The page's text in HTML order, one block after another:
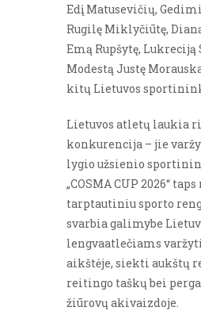
Edį Matusevičių,
Rugilę Miklyčiūtę,
Emą Rupšytę, Lukreciją
Modestą Justę
kitų Lietuvos
Lietuvos atletų laukia
konkurencija – jie
lygio užsienio
„COSMA CUP 2026“
tarptautiniu sporto
svarbia galimybe
lengvaatlečiams
aikštėje, siekti aukštų
reitingo taškų bei
žiūrovų akivaizdoje.